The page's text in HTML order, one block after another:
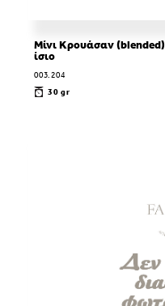
Μίνι Κρουάσαν (blended)
ίσιο
003.204
30 gr